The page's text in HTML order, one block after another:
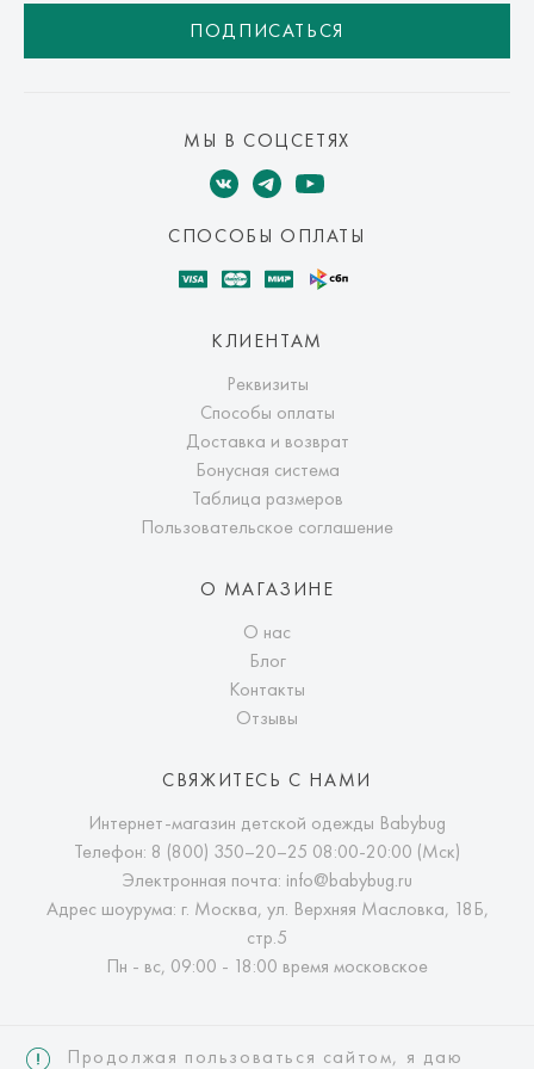
ПОДПИСАТЬСЯ
МЫ В СОЦСЕТЯХ
СПОСОБЫ ОПЛАТЫ
КЛИЕНТАМ
Реквизиты
Способы оплаты
Доставка и возврат
Бонусная система
Таблица размеров
Пользовательское соглашение
О МАГАЗИНЕ
О нас
Блог
Контакты
Отзывы
СВЯЖИТЕСЬ С НАМИ
Интернет-магазин детской одежды Babybug
Телефон: 8 (800) 350–20–25 08:00-20:00 (Мск)
Электронная почта: info@babybug.ru
Адрес шоурума: г. Москва, ул. Верхняя Масловка, 18Б,
стр.5
Пн - вс, 09:00 - 18:00 время московское
Продолжая пользоваться сайтом, я даю